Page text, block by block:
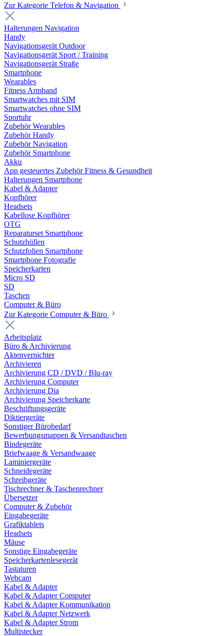
Zur Kategorie Telefon & Navigation
Halterungen Navigation
Handy
Navigationsgerät Outdoor
Navigationsgerät Sport / Training
Navigationsgerät Straße
Smartphone
Wearables
Fitness Armband
Smartwatches mit SIM
Smartwatches ohne SIM
Sportuhr
Zubehör Wearables
Zubehör Handy
Zubehör Navigation
Zubehör Smartphone
Akku
App gesteuertes Zubehör Fitness & Gesundheit
Halterungen Smartphone
Kabel & Adapter
Kopfhörer
Headsets
Kabellose Kopfhörer
OTG
Reparaturset Smartphone
Schutzhüllen
Schutzfolien Smartphone
Smartphone Fotografie
Speicherkarten
Micro SD
SD
Taschen
Computer & Büro
Zur Kategorie Computer & Büro
Arbeitsplatz
Büro & Archivierung
Aktenvernichter
Archivieren
Archivierung CD / DVD / Blu-ray
Archivierung Computer
Archivierung Dia
Archivierung Speicherkarte
Beschriftungsgeräte
Diktiergeräte
Sonstiger Bürobedarf
Bewerbungsmappen & Versandtaschen
Bindegeräte
Briefwaage & Versandwaage
Laminiergeräte
Schneidegeräte
Schreibgeräte
Tischrechner & Taschenrechner
Übersetzer
Computer & Zubehör
Eingabegeräte
Grafiktablets
Headsets
Mäuse
Sonstige Eingabegeräte
Speicherkartenlesegerät
Tastaturen
Webcam
Kabel & Adapter
Kabel & Adapter Computer
Kabel & Adapter Kommunikation
Kabel & Adapter Netzwerk
Kabel & Adapter Strom
Multistecker